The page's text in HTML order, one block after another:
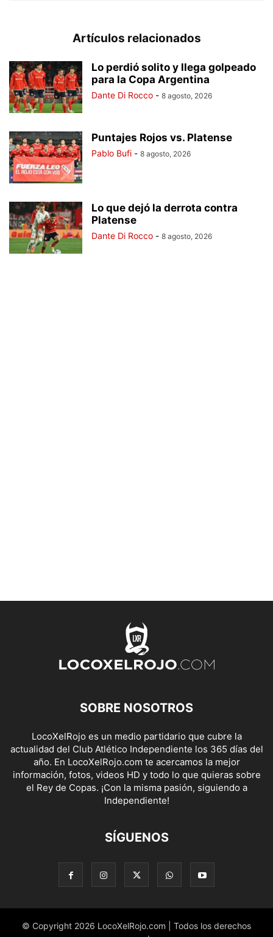
Artículos relacionados
Lo perdió solito y llega golpeado
para la Copa Argentina
Dante Di Rocco - 8 agosto, 2026
Puntajes Rojos vs. Platense
Pablo Bufi - 8 agosto, 2026
Lo que dejó la derrota contra
Platense
Dante Di Rocco - 8 agosto, 2026
SOBRE NOSOTROS
LocoXelRojo es un medio partidario que cubre la
actualidad del Club Atlético Independiente los 365 días del
año. En LocoXelRojo.com te acercamos la mejor
información, fotos, videos HD y todo lo que quieras sobre
el Rey de Copas. ¡Con la misma pasión, siguiendo a
Independiente!
SÍGUENOS
© Copyright 2026 LocoXelRojo.com | Todos los derechos